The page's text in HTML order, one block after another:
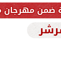
للتراث